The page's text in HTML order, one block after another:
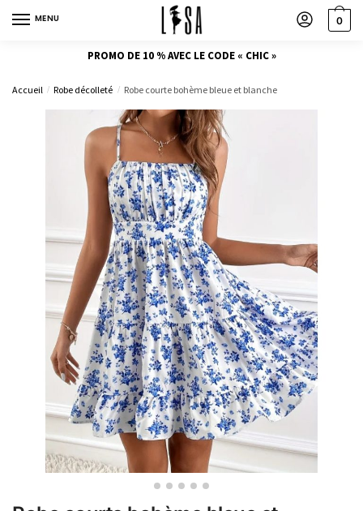
MENU 0
PROMO DE 10 % AVEC LE CODE « CHIC »
Accueil / Robe décolleté / Robe courte bohème bleue et blanche